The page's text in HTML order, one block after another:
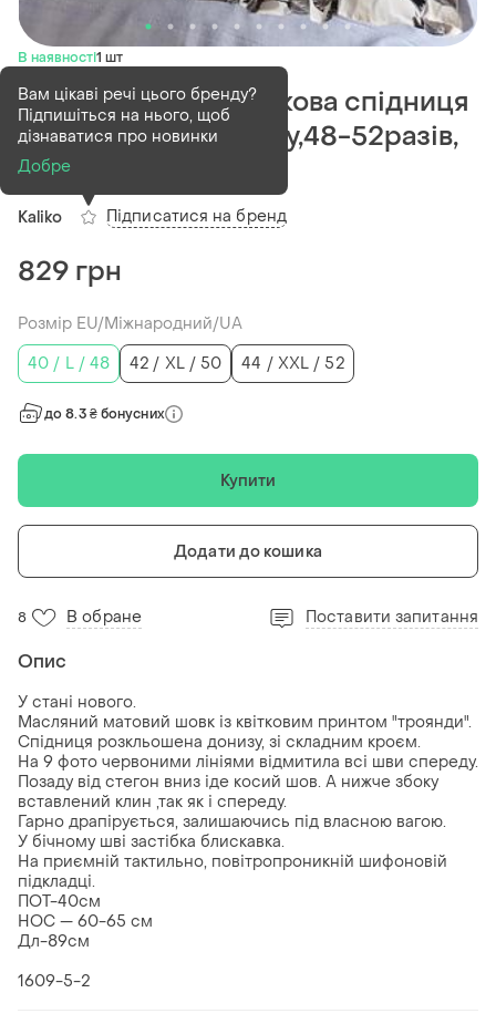
В наявності1 шт
Шикарна довга шовкова спідниця
розкльошена донизу,48-52разів,
kaliko
Kaliko
Вам цікаві речі цього бренду?
Підпишіться на нього, щоб
дізнаватися про новинки
Добре
Підписатися на бренд
829 грн
Розмір EU/Міжнародний/UA
40 / L / 48
42 / XL / 50 44 / XXL / 52
до 8.3 ₴ бонусних
Купити
Додати до кошика
8 В обране Поставити запитання
Опис
У стані нового.
Масляний матовий шовк із квітковим принтом "троянди".
Спідниця розкльошена донизу, зі складним кроєм.
На 9 фото червоними лініями відмитила всі шви спереду.
Позаду від стегон вниз іде косий шов. А нижче збоку
вставлений клин ,так як і спереду.
Гарно драпірується, залишаючись під власною вагою.
У бічному шві застібка блискавка.
На приємній тактильно, повітропроникній шифоновій
підкладці.
ПОТ-40см
НОС — 60-65 см
Дл-89см
1609-5-2